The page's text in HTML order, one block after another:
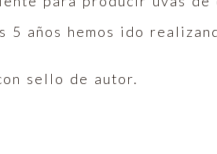
años hemos ido
sello de autor.